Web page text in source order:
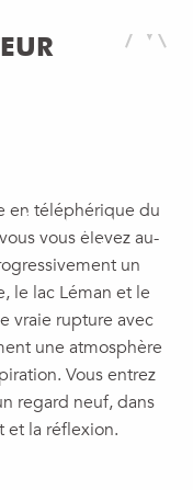
DU
en téléphérique du
vous élevez au-
un
le lac Léman et le
vraie rupture avec
une atmosphère
Vous entrez
regard neuf, dans
et la réflexion.